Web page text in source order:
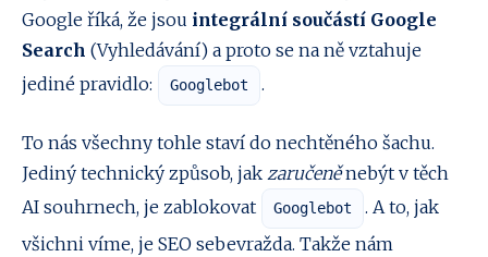
Google říká, že jsou integrální součástí Google
Search (Vyhledávání) a proto se na ně vztahuje
jediné pravidlo:
Googlebot .
To nás všechny tohle staví do nechtěného šachu.
Jediný technický způsob, jak zaručeněnebýt v těch
AI souhrnech, je zablokovat
Googlebot
. A to, jak
všichni víme, je SEO sebevražda. Takže nám